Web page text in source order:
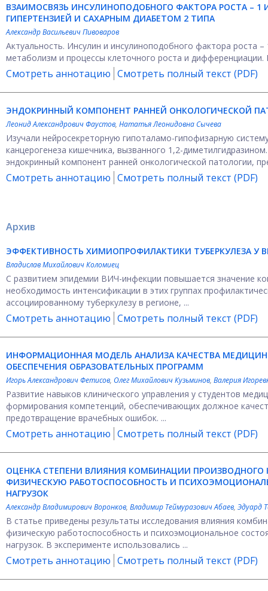
ВЗАИМОСВЯЗЬ ИНСУЛИНОПОДОБНОГО ФАКТОРА РОСТА – 1
ГИПЕРТЕНЗИЕЙ И САХАРНЫМ ДИАБЕТОМ 2 ТИПА
Александр Васильевич Пивоваров
Актуальность. Инсулин и инсулиноподобного фактора роста
метаболизм и процессы клеточного роста и
Смотреть аннотацию Смотреть полный текст (PDF)
ЭНДОКРИННЫЙ КОМПОНЕНТ РАННЕЙ ОНКОЛОГИЧЕСКОЙ
Леонид Александрович Фаустов, Нататья Леонидовна Сычева
Изучали нейросекреторную гипоталамо-гипофизарную
канцерогенеза кишечника, вызванного 1,2-
эндокринный компонент ранней онкологической патологии,
Смотреть аннотацию Смотреть полный текст (PDF)
Архив
ЭФФЕКТИВНОСТЬ ХИМИОПРОФИЛАКТИКИ ТУБЕРКУЛЕЗА У
Владислав Михайлович Коломиец
С развитием эпидемии ВИЧ-инфекции повышается значение
необходимость интенсификации в этих группах
ассоциированному туберкулезу в регионе, ...
Смотреть аннотацию Смотреть полный текст (PDF)
ИНФОРМАЦИОННАЯ МОДЕЛЬ АНАЛИЗА КАЧЕСТВА
ОБЕСПЕЧЕНИЯ ОБРАЗОВАТЕЛЬНЫХ ПРОГРАММ
Игорь Александрович Фетисов, Олег Михайлович Кузьминов, Валерия
Развитие навыков клинического управления у студентов
формирования компетенций, обеспечивающих должное
предотвращение врачебных ошибок. ...
Смотреть аннотацию Смотреть полный текст (PDF)
ОЦЕНКА СТЕПЕНИ ВЛИЯНИЯ КОМБИНАЦИИ
ФИЗИЧЕСКУЮ РАБОТОСПОСОБНОСТЬ И
НАГРУЗОК
Александр Владимирович Воронков, Владимир Теймуразович Абаев, Эдуард
В статье приведены результаты исследования влияния
физическую работоспособность и психоэмоциональное
нагрузок. В эксперименте использовались ...
Смотреть аннотацию Смотреть полный текст (PDF)